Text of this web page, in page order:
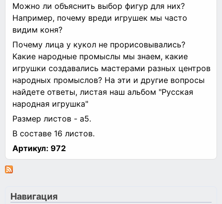
Можно ли объяснить выбор фигур для них?
Например, почему вреди игрушек мы часто
видим коня?
Почему лица у кукол не прорисовывались?
Какие народные промыслы мы знаем, какие
игрушки создавались мастерами разных центров
народных промыслов? На эти и другие вопросы
найдете ответы, листая наш альбом "Русская
народная игрушка"
Размер листов - а5.
В составе 16 листов.
Артикул: 972
Навигация